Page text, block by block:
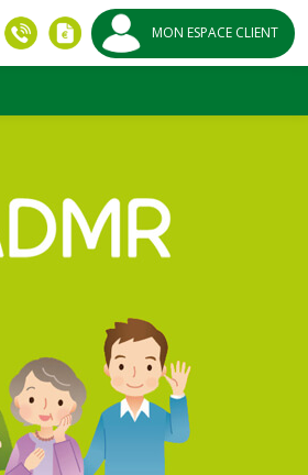
MON ESPACE CLIENT